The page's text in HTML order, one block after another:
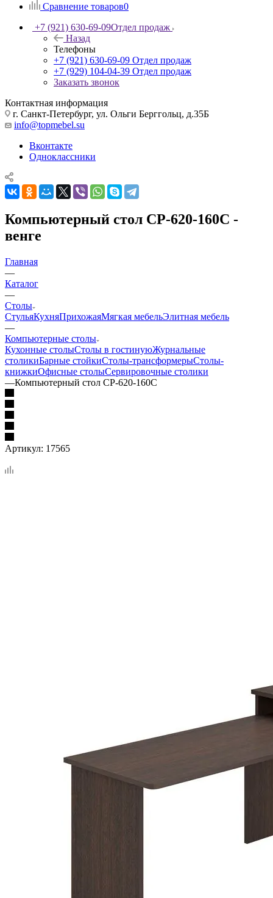
Сравнение товаров0
+7 (921) 630-69-09Отдел продаж
Назад
Телефоны
+7 (921) 630-69-09 Отдел продаж
+7 (929) 104-04-39 Отдел продаж
Заказать звонок
Контактная информация
г. Санкт-Петербург, ул. Ольги Берггольц, д.35Б
info@topmebel.su
Вконтакте
Одноклассники
Компьютерный стол СР-620-160С -
венге
Главная
—
Каталог
—
Столы
СтульяКухняПрихожаяМягкая мебельЭлитная мебель
—
Компьютерные столы
Кухонные столыСтолы в гостинуюЖурнальные
столикиБарные стойкиСтолы-трансформерыСтолы-
книжкиОфисные столыСервировочные столики
—Компьютерный стол СР-620-160С
Артикул: 17565